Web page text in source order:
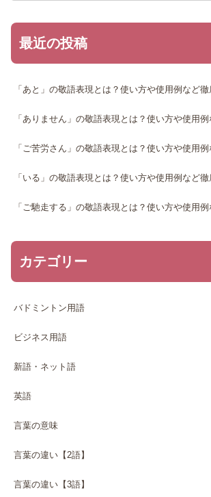
最近の投稿
「あと」の敬語表現とは？使い方や使用例など徹
「ありません」の敬語表現とは？使い方や使用
「ご苦労さん」の敬語表現とは？使い方や使用
「いる」の敬語表現とは？使い方や使用例など徹
「ご馳走する」の敬語表現とは？使い方や使用
カテゴリー
バドミントン用語
ビジネス用語
新語・ネット語
英語
言葉の意味
言葉の違い【2語】
言葉の違い【3語】